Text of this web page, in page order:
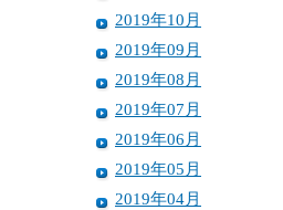
2019年10月
2019年09月
2019年08月
2019年07月
2019年06月
2019年05月
2019年04月